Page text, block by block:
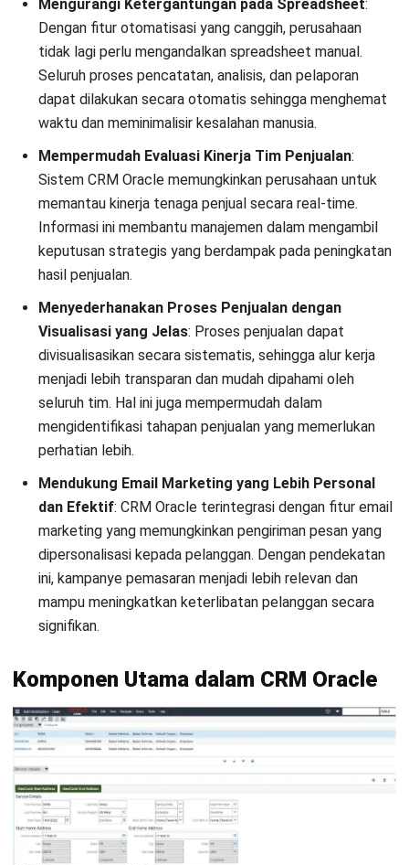
Cara Kerja CRM Oracle dalam Bisnis
Dalam menerapkan sistem Oracle CRM, perusahaan harus
memahami bagaimana cara kerjanya agar dapat
kerja pertama yang harus dipahami oleh perusahaan adalah
integrasi data.
Integrasi data dapat menyatukan data pelanggan, produksi,
keuangan, dan penjualan sehingga dapat diakses oleh
seluruh pihak dengan mudah.
Sistem ini juga dapat mengkoordinasikan proses bisnis
dengan mudah. Hal ini bertujuan untuk menjaga kualitas data
serta memperoleh informasi penting pelanggan. Selain itu,
perangkat ini juga dapat melakukan analisis data secara
terpadu guna menghasilkan informasi yang rinci dan akurat.
Tantangan yang Dihadapi Pengguna
dalam Menggunakan CRM Oracle
Tantangan yang Sering Dihadapi Pengguna dalam
Menggunakan CRM Oracle
Meskipun Oracle CRM menawarkan berbagai keunggulan,
implementasi dan penggunaannya tidak bebas dari